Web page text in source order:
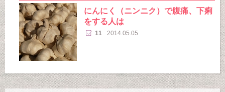
にんにく（ニンニク）で腹痛、下痢
をする人は
11 2014.05.05